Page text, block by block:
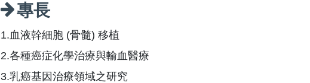
專長
1.血液幹細胞 (骨髓) 移植
2.各種癌症化學治療與輸血醫療
3.乳癌基因治療領域之研究